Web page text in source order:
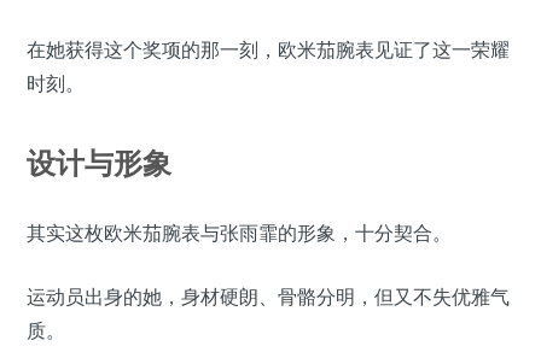
在她获得这个奖项的那一刻，欧米茄腕表见证了这一荣耀
时刻。
设计与形象
其实这枚欧米茄腕表与张雨霏的形象，十分契合。
运动员出身的她，身材硬朗、骨骼分明，但又不失优雅气
质。